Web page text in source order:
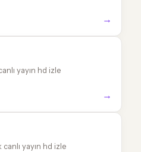
→
yayın hd izle
→
canlı yayın hd izle